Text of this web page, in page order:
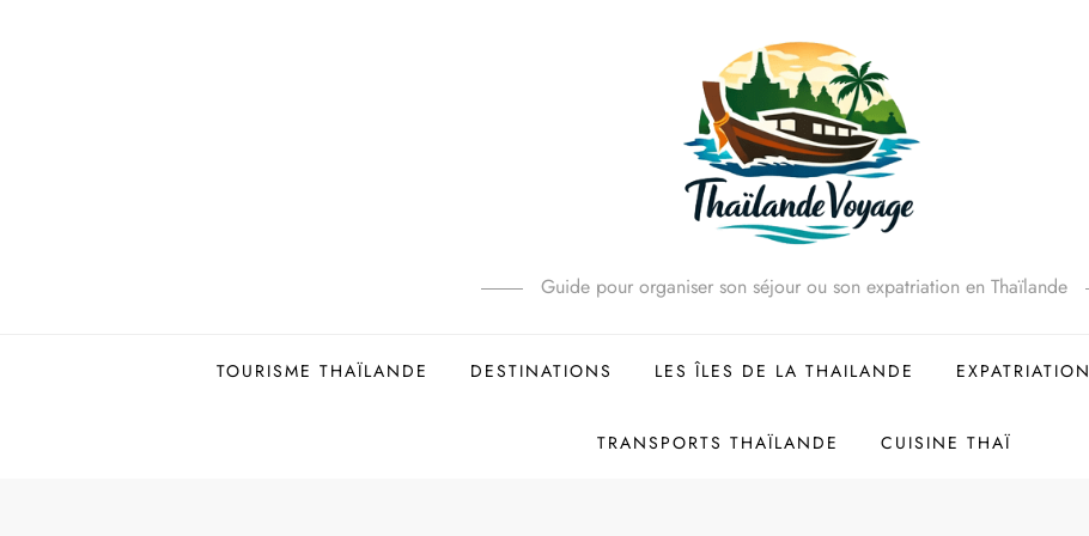
Guide pour organiser son séjour ou son expatriation en Thaïlande
TOURISME THAÏLANDE DESTINATIONS LES ÎLES DE LA THAILANDE EXPATRIATION
TRANSPORTS THAÏLANDE CUISINE THAÏ